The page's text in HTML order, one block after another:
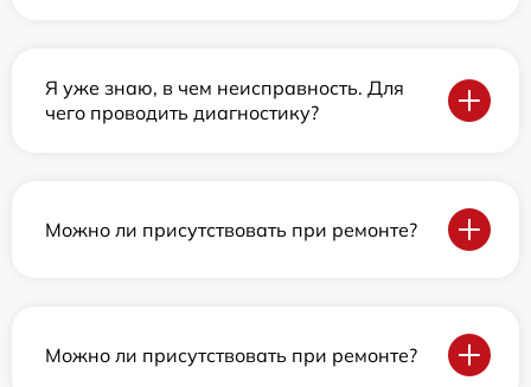
Я уже знаю, в чем неисправность. Для
чего проводить диагностику?
Можно ли присутствовать при ремонте?
Можно ли присутствовать при ремонте?